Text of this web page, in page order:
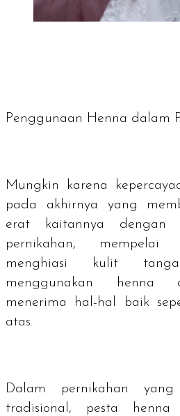
Penggunaan Henna dalam
Mungkin karena
pada akhirnya yang
erat kaitannya dengan
pernikahan, mempelai
menghiasi kulit
menggunakan henna
menerima hal-hal baik
atas.
Dalam pernikahan
tradisional, pesta henna